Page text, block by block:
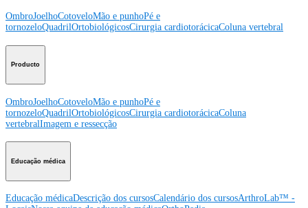
OmbroJoelhoCotoveloMão e punhoPé e
tornozeloQuadrilOrtobiológicosCirurgia cardiotorácicaColuna vertebral
Producto
OmbroJoelhoCotoveloMão e punhoPé e
tornozeloQuadrilOrtobiológicosCirurgia cardiotorácicaColuna
vertebralImagem e ressecção
Educação médica
Educação médicaDescrição dos cursosCalendário dos cursosArthroLab™ -